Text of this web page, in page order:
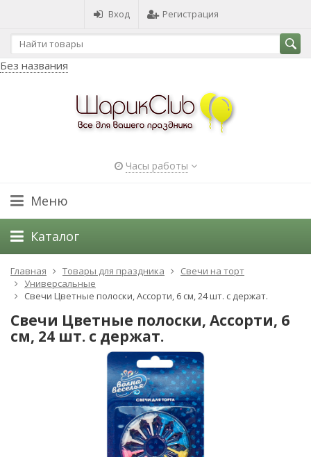
Вход Регистрация
Без названия
Часы работы
Меню
Каталог
Главная Товары для праздника
Свечи на торт
Универсальные
Свечи Цветные полоски, Ассорти, 6 см, 24 шт. с держат.
Свечи Цветные полоски, Ассорти, 6
см, 24 шт. с держат.